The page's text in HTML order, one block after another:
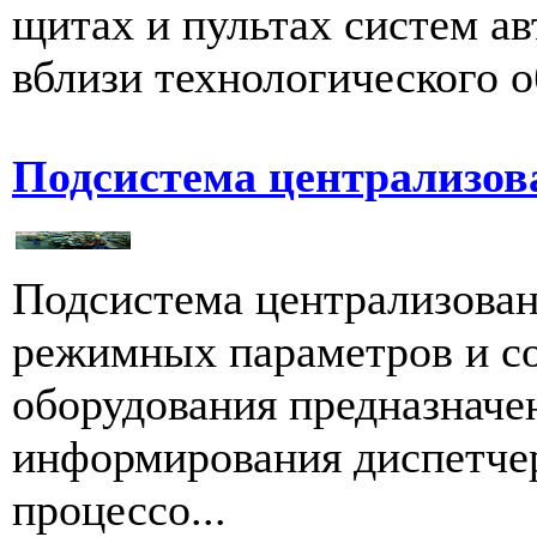
щитах и пультах систем
вблизи технологического
Подсистема
Подсистема
режимных параметров и
оборудования
информирования
процессо...